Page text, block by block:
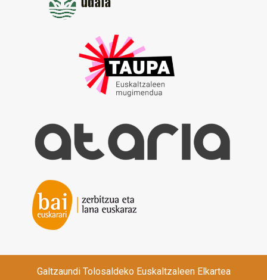
Galtzaundi Tolosaldeko Euskaltzaleen Elkartea